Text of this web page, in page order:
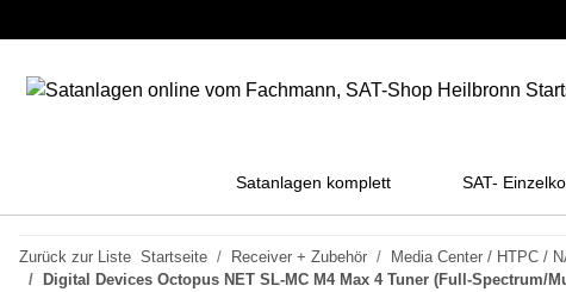
Satanlagen komplett SAT-
Zurück zur Liste Startseite Receiver + Zubehör
Media Center / HTPC /
Digital Devices Octopus NET SL-MC M4 Max 4 Tuner (Full-Spectrum/